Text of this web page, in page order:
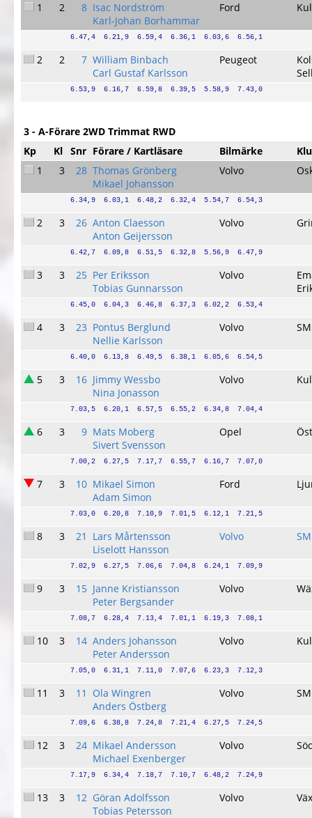
1
2 8 Isac Nordström
Karl-Johan Borhammar
Ford
6.47,4  6.21,9  6.59,4  6.36,1  6.03,6  6.56,1
2 2 7 William Binbach
Carl Gustaf Karlsson
Peugeot
6.53,9  6.16,7  6.59,8  6.39,5  5.58,9  7.43,0
3 - A-Förare 2WD Trimmat RWD
Kp
Kl Snr Förare / Kartläsare Bilmärke
1
3 28 Thomas Grönberg
Mikael Johansson
Volvo
6.34,9  6.03,1  6.48,2  6.32,4  5.54,7  6.54,3
2 3 26 Anton Claesson
Anton Geijersson
Volvo
6.42,7  6.09,8  6.51,5  6.32,8  5.56,9  6.47,9
3 3 25 Per Eriksson
Tobias Gunnarsson
Volvo
6.45,0  6.04,3  6.46,8  6.37,3  6.02,2  6.53,4
4 3 23 Pontus Berglund
Nellie Karlsson
Volvo
6.40,0  6.13,8  6.49,5  6.38,1  6.05,6  6.54,5
5 3 16 Jimmy Wessbo
Nina Jonasson
Volvo
7.03,5  6.20,1  6.57,5  6.55,2  6.34,8  7.04,4
6 3 9 Mats Moberg
Sivert Svensson
Opel
7.00,2  6.27,5  7.17,7  6.55,7  6.16,7  7.07,0
7 3 10 Mikael Simon
Adam Simon
Ford
7.03,0  6.20,8  7.10,9  7.01,5  6.12,1  7.21,5
8 3 21
Lars Mårtensson
Liselott Hansson
Volvo
7.02,9  6.27,5  7.06,6  7.04,8  6.24,1  7.09,9
9 3 15 Janne Kristiansson
Peter Bergsander
Volvo
7.08,7  6.28,4  7.13,4  7.01,1  6.19,3  7.08,1
10 3 14 Anders Johansson
Peter Andersson
Volvo
7.05,0  6.31,1  7.11,0  7.07,6  6.23,3  7.12,3
11 3 11
Ola Wingren
Anders Östberg
Volvo
7.09,6  6.38,8  7.24,8  7.21,4  6.27,5  7.24,5
12 3 24 Mikael Andersson
Michael Exenberger
Volvo
7.17,9  6.34,4  7.18,7  7.10,7  6.48,2  7.24,9
13 3 12 Göran Adolfsson
Tobias Petersson
Volvo